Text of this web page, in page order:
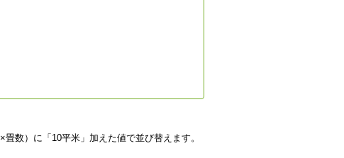
数）に「10平米」加えた値で並び替えます。